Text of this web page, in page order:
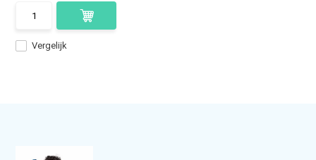
Vergelijk